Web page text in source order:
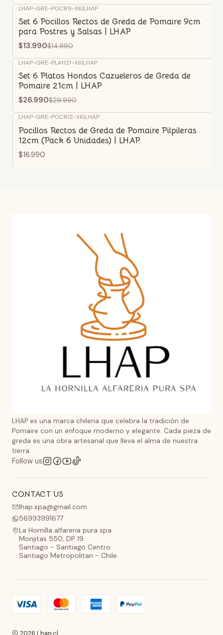
-7% OFF
LHAP-GRE-POCR9-X6|LHAP
Set 6 Pocillos Rectos de Greda de Pomaire 9cm
para Postres y Salsas | LHAP
$13.990$14.990
-10%OFF
LHAP-GRE-PLAH21-X6|LHAP
Set 6 Platos Hondos Cazueleros de Greda de
Pomaire 21cm | LHAP
$26.990$29.990
LHAP-GRE-POCR12-X6|LHAP
Pocillos Rectos de Greda de Pomaire Pilpileras
12cm (Pack 6 Unidades) | LHAP
$16.990
LHAP es una marca chilena que celebra la tradición de
Pomaire con un enfoque moderno y elegante. Cada pieza de
greda es una obra artesanal que lleva el alma de nuestra
tierra.
Follow us
CONTACT US
lhap.spa@gmail.com
56993991677
La Hornilla alfareria pura spa
Monjitas 550, DP 19
Santiago - Santiago Centro
Santiago Metropolitan - Chile
2026 Lhap.cl.